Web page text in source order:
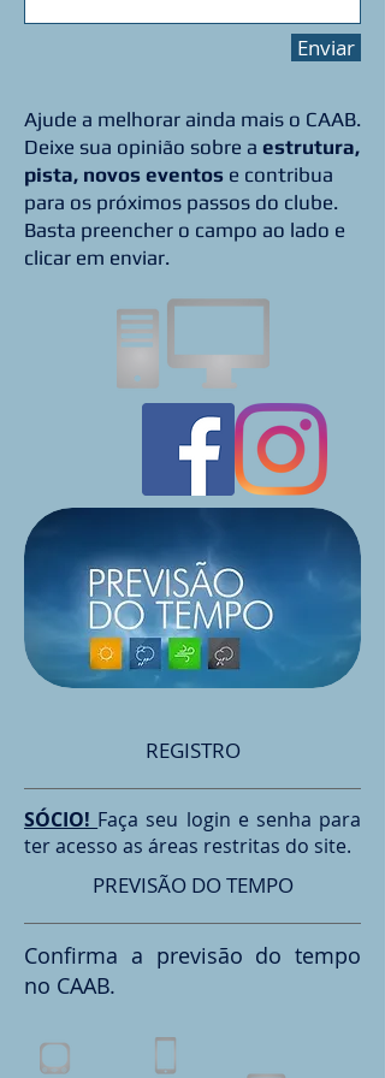
Enviar
Ajude a melhorar ainda mais o CAAB.
Deixe sua opinião sobre a estrutura,
pista, novos eventos e contribua
para os próximos passos do clube.
Basta preencher o campo ao lado e
clicar em enviar.
REGISTRO
SÓCIO! Faça seu login e senha para
ter acesso as áreas restritas do site.
PREVISÃO DO TEMPO
Confirma a previsão do tempo
no CAAB.